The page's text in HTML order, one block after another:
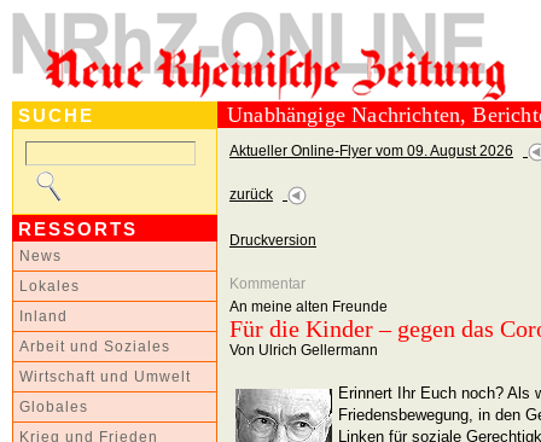
SUCHE
RESSORTS
News
Lokales
Inland
Arbeit und Soziales
Wirtschaft und Umwelt
Globales
Krieg und Frieden
Unabhängige Nachrichten,
Aktueller Online-Flyer vom 09. August 2026
zurück
Druckversion
Kommentar
An meine alten Freunde
Für die Kinder – gegen das
Von Ulrich Gellermann
Erinnert Ihr Euch noch? Als
Friedensbewegung, in den
Linken für soziale